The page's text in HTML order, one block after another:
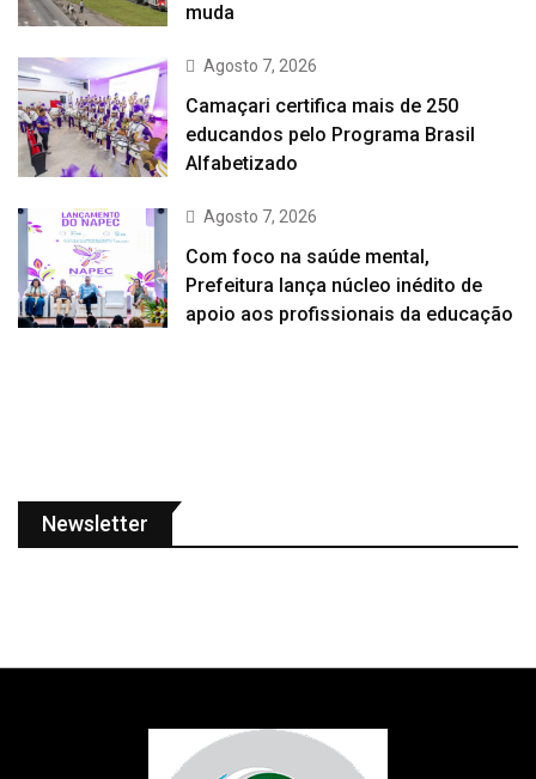
muda
Agosto 7, 2026
Camaçari certifica mais de 250
educandos pelo Programa Brasil
Alfabetizado
Agosto 7, 2026
Com foco na saúde mental,
Prefeitura lança núcleo inédito de
apoio aos profissionais da educação
Newsletter